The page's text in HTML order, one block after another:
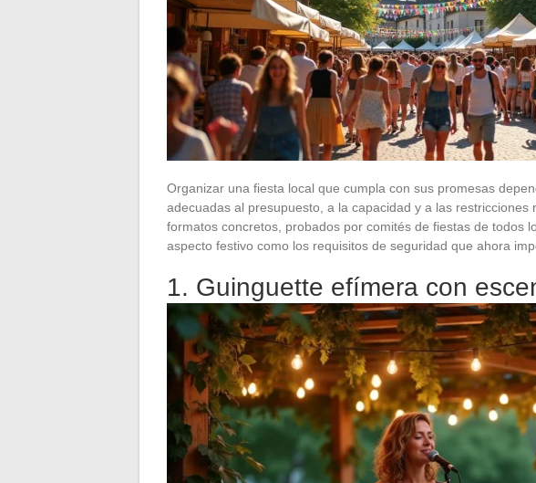
Organizar una fiesta local que cumpla con sus promesas
adecuadas al presupuesto, a la capacidad y a las restricciones
formatos concretos, probados por comités de fiestas de todos
aspecto festivo como los requisitos de seguridad que ahora
1. Guinguette efímera con